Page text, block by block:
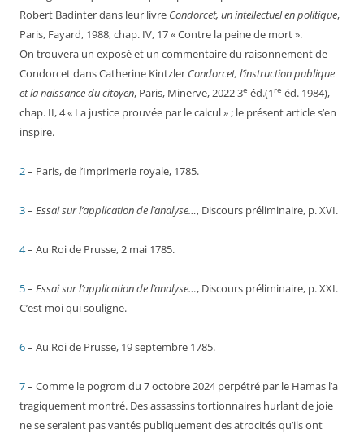
Robert Badinter dans leur livre Condorcet, un intellectuel en politique,
Paris, Fayard, 1988, chap. IV, 17 « Contre la peine de mort ».
On trouvera un exposé et un commentaire du raisonnement de
Condorcet dans Catherine Kintzler Condorcet, l’instruction publique
et la naissance du citoyen, Paris, Minerve, 2022 3e éd.(1re éd. 1984),
chap. II, 4 « La justice prouvée par le calcul » ; le présent article s’en
inspire.
2– Paris, de l’Imprimerie royale, 1785.
3– Essai sur l’application de l’analyse…, Discours préliminaire, p. XVI.
4– Au Roi de Prusse, 2 mai 1785.
5– Essai sur l’application de l’analyse…, Discours préliminaire, p. XXI.
C’est moi qui souligne.
6– Au Roi de Prusse, 19 septembre 1785.
7– Comme le pogrom du 7 octobre 2024 perpétré par le Hamas l’a
tragiquement montré. Des assassins tortionnaires hurlant de joie
ne se seraient pas vantés publiquement des atrocités qu’ils ont